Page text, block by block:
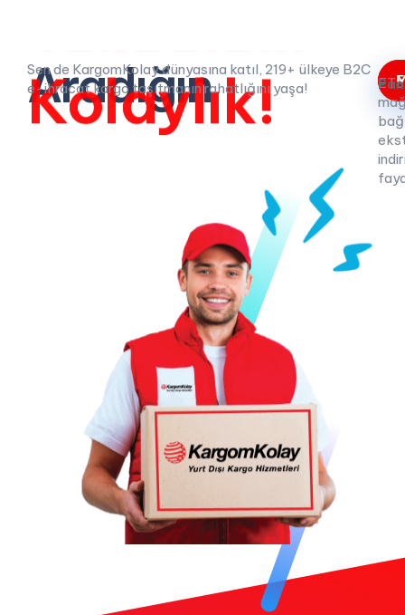
Aradığın
Kolaylık!
Sen de KargomKolay dünyasına katıl, 219+ ülkeye B2C
e-ihracat kargo taşıtmanın rahatlığını yaşa!